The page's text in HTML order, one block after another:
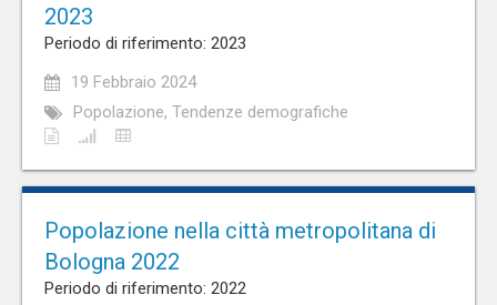
2023
Periodo di riferimento: 2023
19 Febbraio 2024
Popolazione, Tendenze demografiche
Popolazione nella città metropolitana di
Bologna 2022
Periodo di riferimento: 2022